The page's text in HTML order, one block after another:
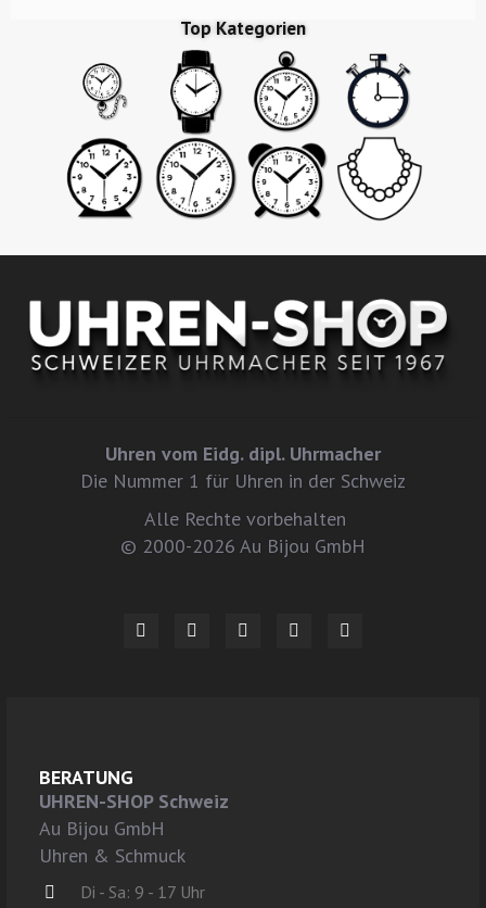
Top Kategorien
Uhren vom Eidg. dipl. Uhrmacher
Die Nummer 1 für Uhren in der Schweiz
Alle Rechte vorbehalten
© 2000-2026 Au Bijou GmbH
BERATUNG
UHREN-SHOP Schweiz
Au Bijou GmbH
Uhren & Schmuck
Di - Sa: 9 - 17 Uhr